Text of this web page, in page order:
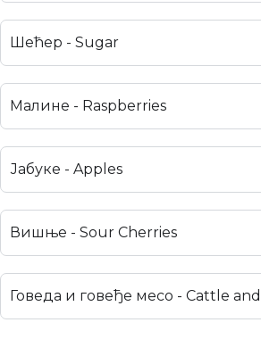
Шећер - Sugar
Малине - Raspberries
Јабуке - Apples
Вишње - Sour Cherries
Говеда и говеђе месо - Cattle